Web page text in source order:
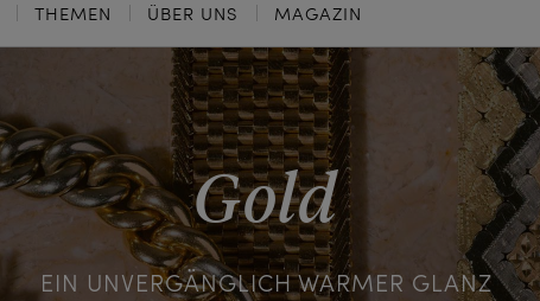
THEMEN ÜBER UNS MAGAZIN
Gold
EIN UNVERGÄNGLICH WARMER GLANZ